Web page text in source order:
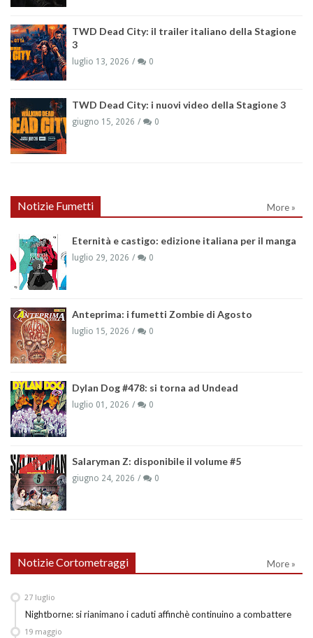
TWD Dead City: il trailer italiano della Stagione
3
luglio 13, 2026 0
TWD Dead City: i nuovi video della Stagione 3
giugno 15, 2026 0
Notizie Fumetti More »
Eternità e castigo: edizione italiana per il manga
luglio 29, 2026 0
Anteprima: i fumetti Zombie di Agosto
luglio 15, 2026 0
Dylan Dog #478: si torna ad Undead
luglio 01, 2026 0
Salaryman Z: disponibile il volume #5
giugno 24, 2026 0
Notizie Cortometraggi More »
Nightborne: si rianimano i caduti affinchè continuino a combattere
27 luglio
19 maggio